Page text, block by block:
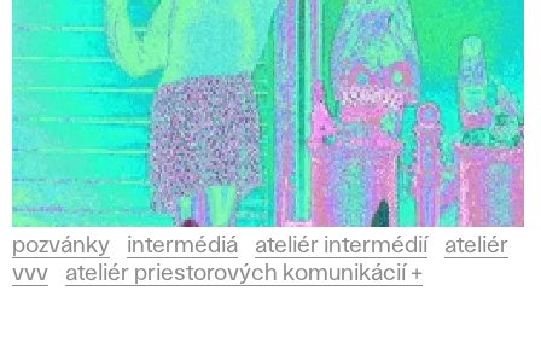
pozvánky intermédiá ateliér intermédií
ateliér
vvv
ateliér priestorových komunikácií +